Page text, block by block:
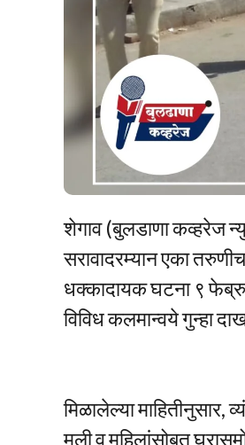
शेगाव (बुलडाणा कव्हरेज
सरावादरम्यान एका
धक्कादायक घटना ९
विविध कलमान्वये गुन्हा
मिळालेल्या
मुली व महिलांसोबत